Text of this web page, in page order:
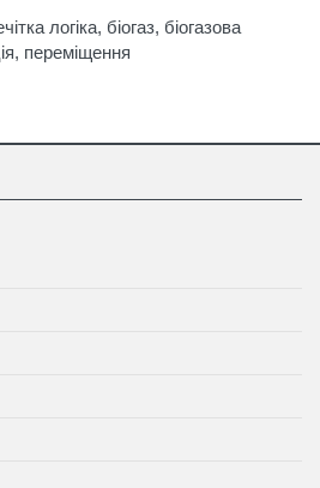
логіка, біогаз, біогазова
переміщення